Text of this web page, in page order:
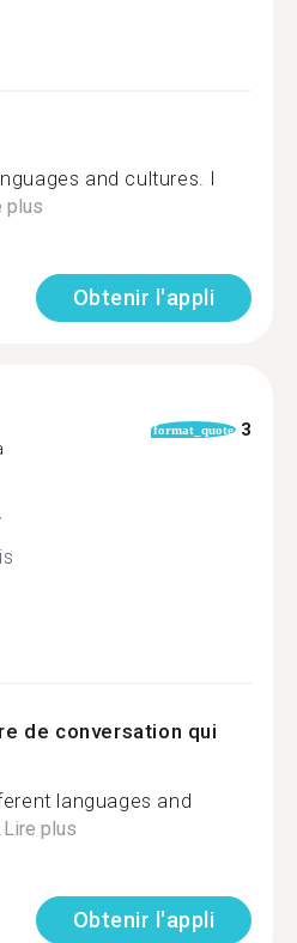
and cultures. I
plus
Obtenir l'appli
format_quote 3
de conversation qui
languages and
Lire plus
Obtenir l'appli